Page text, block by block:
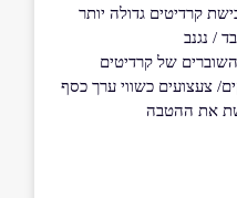
קרדיטים גדולה יותר
/ נגנב
של קרדיטים
צעצועים כשווי ערך כסף
את ההטבה